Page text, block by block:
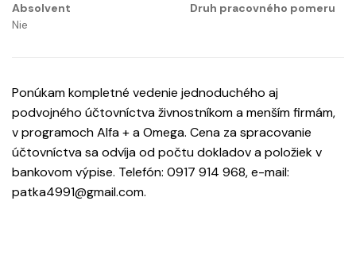
Absolvent
Nie
Druh pracovného pomeru
Ponúkam kompletné vedenie jednoduchého aj
podvojného účtovníctva živnostníkom a menším firmám,
v programoch Alfa + a Omega. Cena za spracovanie
účtovníctva sa odvíja od počtu dokladov a položiek v
bankovom výpise. Telefón: 0917 914 968, e-mail:
patka4991@gmail.com.